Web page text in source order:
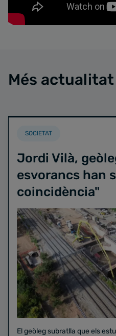
Més actualitat
SOCIETAT
Jordi Vilà,
esvorancs han
coincidència"
El geòleg subratlla que els